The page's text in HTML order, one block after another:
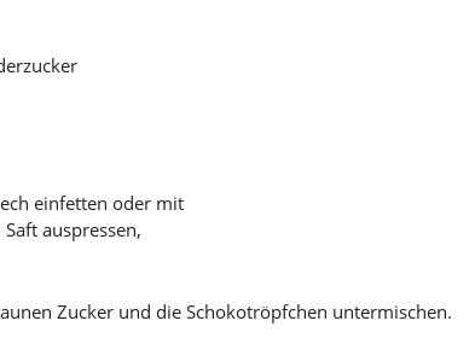
einfetten oder mit
auspressen,
Zucker und die Schokotröpfchen untermischen.